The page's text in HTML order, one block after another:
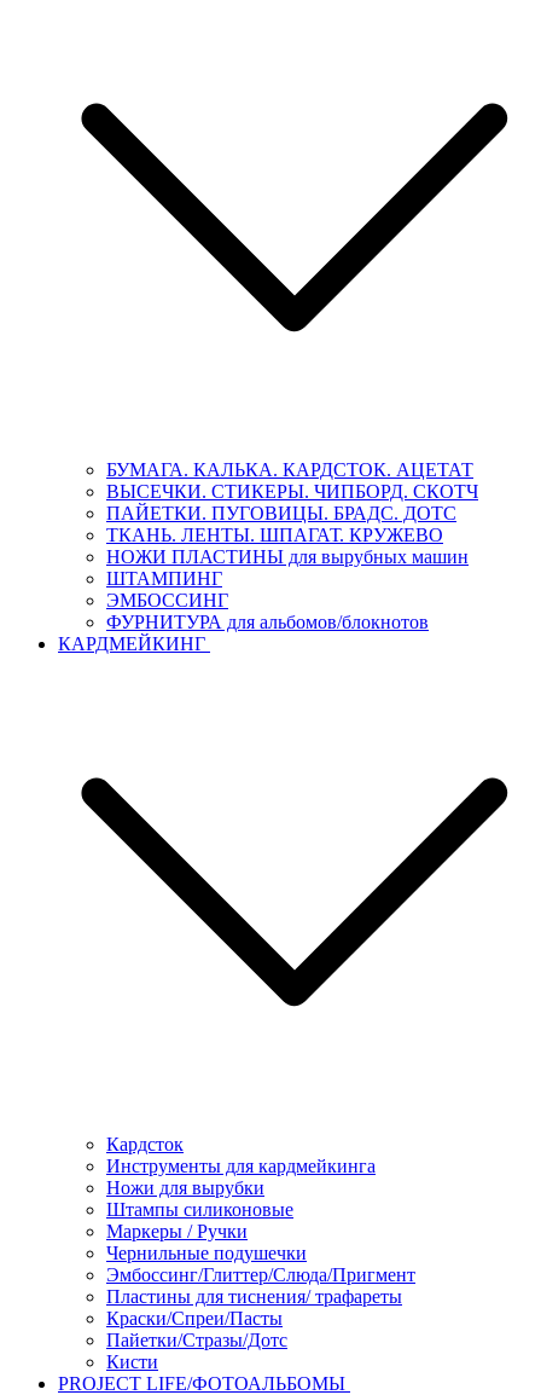
БУМАГА. КАЛЬКА. КАРДСТОК. АЦЕТАТ
ВЫСЕЧКИ. СТИКЕРЫ. ЧИПБОРД. СКОТЧ
ПАЙЕТКИ. ПУГОВИЦЫ. БРАДС. ДОТС
ТКАНЬ. ЛЕНТЫ. ШПАГАТ. КРУЖЕВО
НОЖИ ПЛАСТИНЫ для вырубных машин
ШТАМПИНГ
ЭМБОССИНГ
ФУРНИТУРА для альбомов/блокнотов
КАРДМЕЙКИНГ
Кардсток
Инструменты для кардмейкинга
Ножи для вырубки
Штампы силиконовые
Маркеры / Ручки
Чернильные подушечки
Эмбоссинг/Глиттер/Слюда/Пригмент
Пластины для тиснения/ трафареты
Краски/Спреи/Пасты
Пайетки/Стразы/Дотс
Кисти
PROJECT LIFE/ФОТОАЛЬБОМЫ